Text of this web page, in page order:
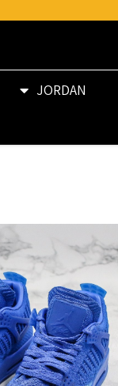
JORDAN